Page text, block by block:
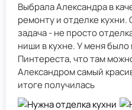
Выбрала Александра в
ремонту и отделке
задача - не просто
ниши в кухне. У меня было много разных вариантов с
Пинтереста, что там
Александром самый
итоге получилась